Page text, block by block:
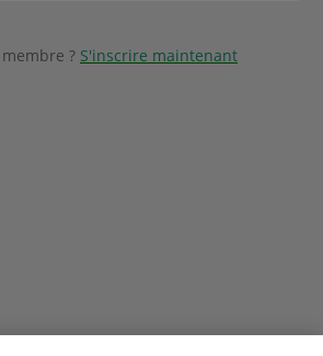
? S'inscrire maintenant